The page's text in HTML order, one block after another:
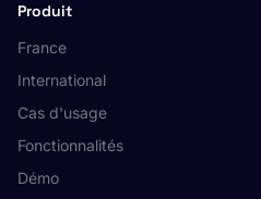
Produit
France
International
Cas d'usage
Fonctionnalités
Démo